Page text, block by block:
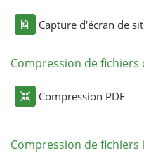
Capture d'écran de
Compression de fichiers
Compression PDF
Compression de fichiers